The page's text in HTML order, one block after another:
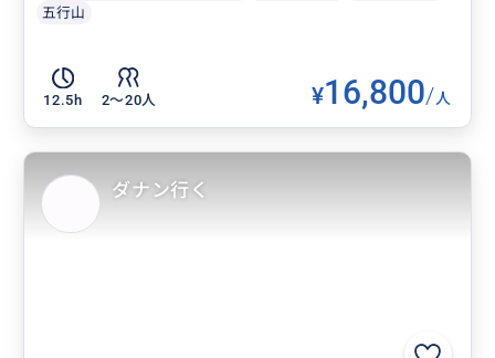
五行山
12.5h 2〜20人 ¥16,800/人
ダナン行く